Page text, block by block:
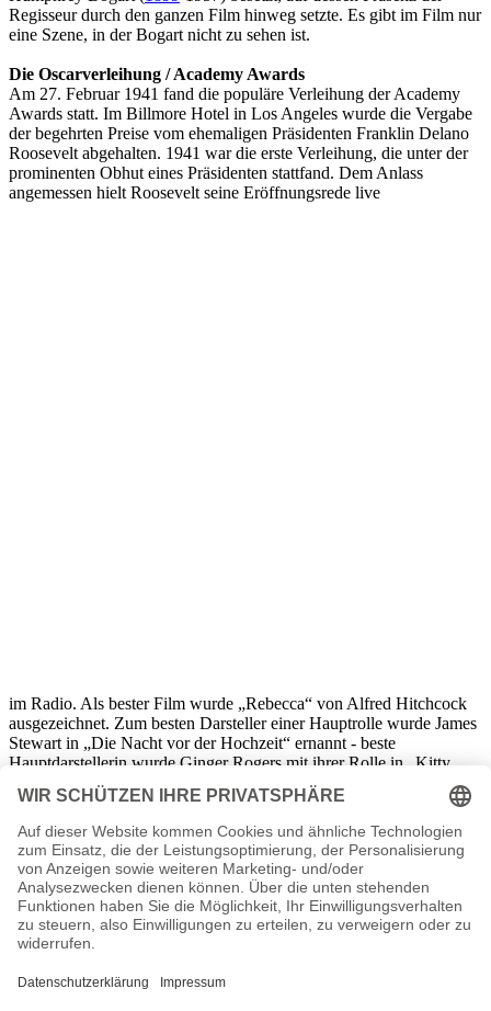
Regisseur durch den ganzen Film hinweg setzte. Es gibt im Film nur
eine Szene, in der Bogart nicht zu sehen ist.
Die Oscarverleihung / Academy Awards
Am 27. Februar 1941 fand die populäre Verleihung der Academy
Awards statt. Im Billmore Hotel in Los Angeles wurde die Vergabe
der begehrten Preise vom ehemaligen Präsidenten Franklin Delano
Roosevelt abgehalten. 1941 war die erste Verleihung, die unter der
prominenten Obhut eines Präsidenten stattfand. Dem Anlass
angemessen hielt Roosevelt seine Eröffnungsrede live
im Radio. Als bester Film wurde „Rebecca“ von Alfred Hitchcock
ausgezeichnet. Zum besten Darsteller einer Hauptrolle wurde James
Stewart in „Die Nacht vor der Hochzeit“ ernannt - beste
Hauptdarstellerin wurde Ginger Rogers mit ihrer Rolle in „Kitty
Foyle. John Ford wurde zum besten Regisseur ernannt und Jane
Darwell gewann den Preis der besten Nebendarstellerin in Fords
Film „Früchte des Zorns“. Der Ehrenoscar ging in diesem Jahr an
die Legende Bob Hope.
Filmfestspiele von Venedig
Vom 30. August bis zum 14. September fanden die Filmfestspiele in
Venedig statt. Als bester ausländischer Film wurde überraschend
„Ohm Krüger“ von Hans Steinoff ausgewählt. Bester italienischer
Blasetti geht es um eine umkämpfte Krone, die unter anderem aus